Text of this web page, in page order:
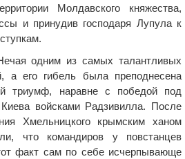
Молдавского княжества,
и принудив господаря Лупула к
одним из самых талантливых
а его гибель была преподнесена
триумф, наравне с победой под
войсками Радзивилла. После
Хмельницкого крымским ханом
что командиров у повстанцев
факт сам по себе исчерпывающе